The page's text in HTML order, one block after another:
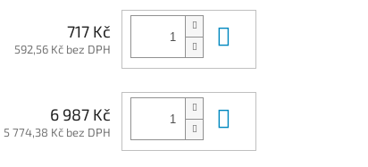
717 Kč
592,56 Kč bez DPH
6 987 Kč
5 774,38 Kč bez DPH